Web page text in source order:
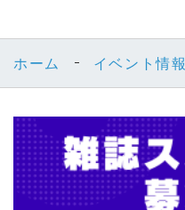
ホーム イベント情報